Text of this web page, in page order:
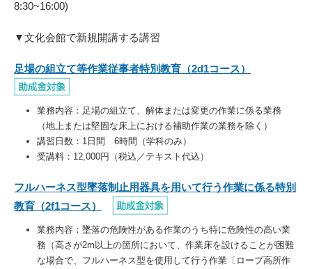
8:30~16:00)
▼文化会館で新規開講する講習
足場の組立て等作業従事者特別教育（2d1コース）
業務内容：足場の組立て、解体または変更の作業に係る業務
（地上または堅固な床上における補助作業の業務を除く）
講習日数：1日間 6時間（学科のみ）
受講料：12,000円（税込／テキスト代込）
フルハーネス型墜落制止用器具を用いて行う作業に係る特別
教育（2f1コース）
業務内容：墜落の危険性がある作業のうち特に危険性の高い業
務（高さが2m以上の箇所において、作業床を設けることが困難
な場合で、フルハーネス型を使用して行う作業〔ロープ高所作